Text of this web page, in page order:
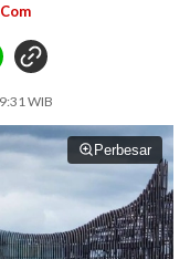
WIB
Perbesar